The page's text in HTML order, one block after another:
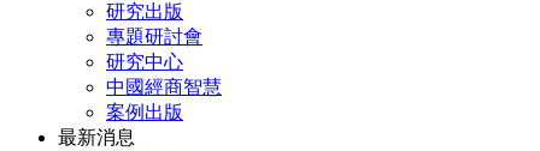
研究出版
專題研討會
研究中心
中國經商智慧
案例出版
最新消息